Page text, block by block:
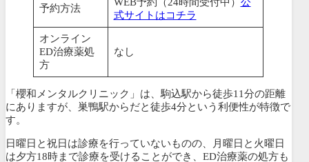
予約方法
式サイトはコチラ
オンライン
ED治療薬処
方
なし
「櫻和メンタルクリニック」は、駒込駅から徒歩11分の距離
にありますが、巣鴨駅からだと徒歩4分という利便性が特徴で
す。
日曜日と祝日は診療を行っていないものの、月曜日と火曜日
は夕方18時まで診療を受けることができ、ED治療薬の処方も